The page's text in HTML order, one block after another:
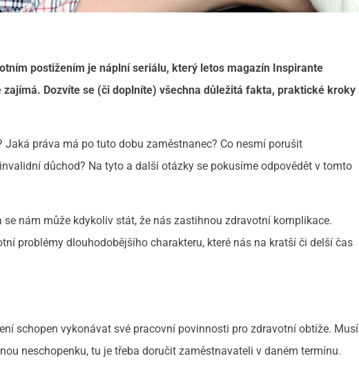
postižením je náplní seriálu, který letos magazín Inspirante
Dozvíte se (či doplníte) všechna důležitá fakta, praktické kroky
práva má po tuto dobu zaměstnanec? Co nesmí porušit
důchod? Na tyto a další otázky se pokusíme odpovědět v tomto
nám může kdykoliv stát, že nás zastihnou zdravotní komplikace.
problémy dlouhodobějšího charakteru, které nás na kratší či delší čas
schopen vykonávat své pracovní povinnosti pro zdravotní obtíže. Musí
neschopenku, tu je třeba doručit zaměstnavateli v daném termínu.